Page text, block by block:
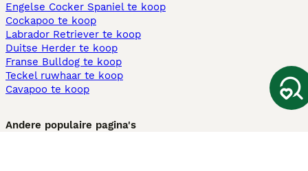
Engelse Cocker Spaniel te koop
Cockapoo te koop
Labrador Retriever te koop
Duitse Herder te koop
Franse Bulldog te koop
Teckel ruwhaar te koop
Cavapoo te koop
Andere populaire pagina's